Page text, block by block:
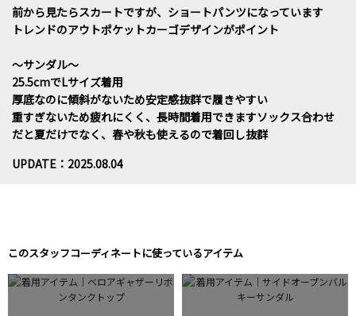
前から見たらスカートですが、ショートパンツになっています
トレンドのアウトポケットカーゴデザインがポイント
～サンダル〜
25.5cmでLサイズ着用
厚底なのに傾斜がないため安定感抜群で履きやすい
重すぎないため疲れにくく、長時間着用できますソックス合わせ
だと夏だけでなく、春や秋も使えるので着回し抜群
UPDATE：2025.08.04
このスタッフコーディネートに使っているアイテム